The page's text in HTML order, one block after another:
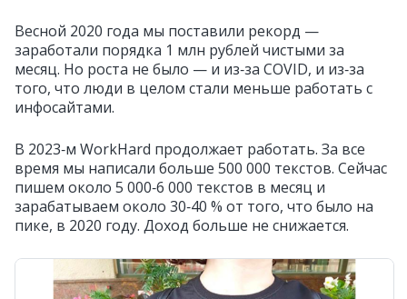
Весной 2020 года мы поставили рекорд —
заработали порядка 1 млн рублей чистыми за
месяц. Но роста не было — и из‑за COVID, и из‑за
того, что люди в целом стали меньше работать с
инфосайтами.
В 2023‑м WorkHard продолжает работать. За все
время мы написали больше 500 000 текстов. Сейчас
пишем около 5 000‑6 000 текстов в месяц и
зарабатываем около 30‑40 % от того, что было на
пике, в 2020 году. Доход больше не снижается.